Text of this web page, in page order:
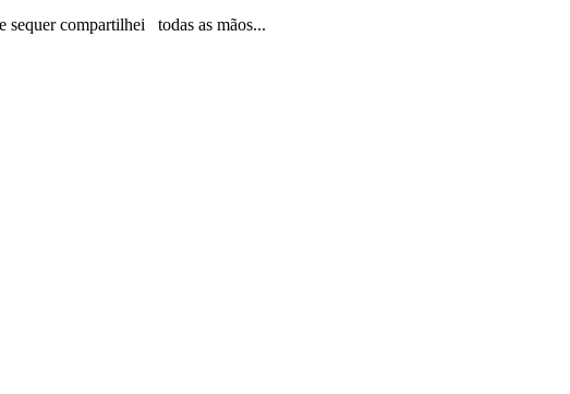
sequer compartilhei todas as mãos...